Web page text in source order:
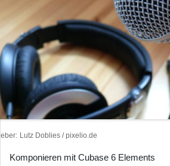
Lutz Doblies / pixelio.de
Komponieren mit Cubase 6 Elements